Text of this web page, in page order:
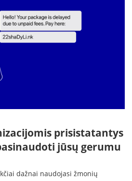
prisistatantys
jūsų gerumu
dažnai naudojasi žmonių